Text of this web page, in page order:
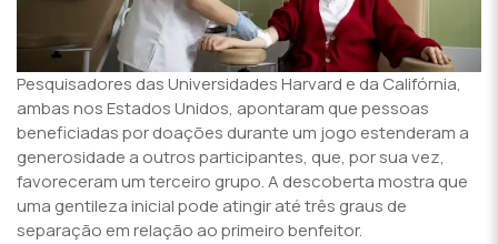
Pesquisadores das Universidades Harvard e da Califórnia,
ambas nos Estados Unidos, apontaram que pessoas
beneficiadas por doações durante um jogo estenderam a
generosidade a outros participantes, que, por sua vez,
favoreceram um terceiro grupo. A descoberta mostra que
uma gentileza inicial pode atingir até três graus de
separação em relação ao primeiro benfeitor.